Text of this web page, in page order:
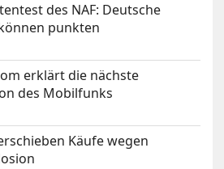
des NAF: Deutsche
punkten
erklärt die nächste
des Mobilfunks
Käufe wegen